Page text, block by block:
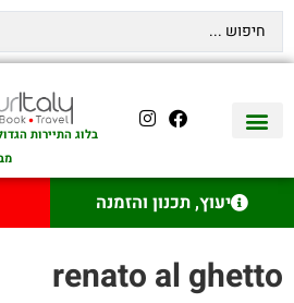
בלוג התיירות
יעוץ, תכנון והזמנה
renato al ghetto